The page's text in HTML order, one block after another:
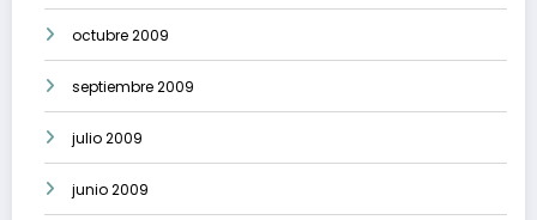
octubre 2009
septiembre 2009
julio 2009
junio 2009